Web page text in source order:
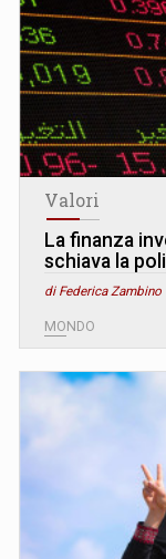
Valori
La finanza
schiava la
di Federica Zambino
MONDO